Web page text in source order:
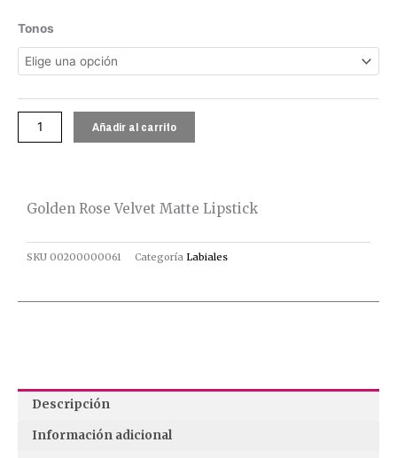
Tonos
Golden
Rose
Velvet
Lipstick
cantidad
Añadir al carrito
Golden Rose Velvet Matte Lipstick
SKU 00200000061 Categoría Labiales
Descripción
Información adicional